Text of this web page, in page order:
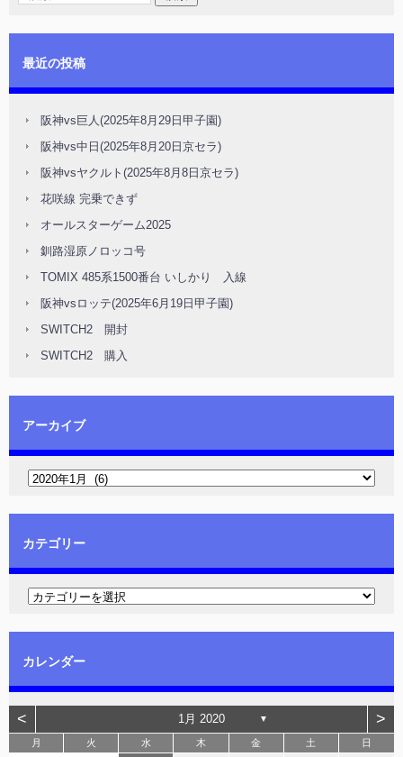
最近の投稿
阪神vs巨人(2025年8月29日甲子園)
阪神vs中日(2025年8月20日京セラ)
阪神vsヤクルト(2025年8月8日京セラ)
花咲線 完乗できず
オールスターゲーム2025
釧路湿原ノロッコ号
TOMIX 485系1500番台 いしかり 入線
阪神vsロッテ(2025年6月19日甲子園)
SWITCH2 開封
SWITCH2 購入
アーカイブ
カテゴリー
カレンダー
< 1月 2020 ▼ >
月 火 水 木 金 土 日